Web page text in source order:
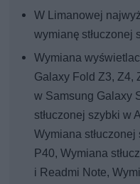
W Limanowej
wymianę stłuczonej
Wymiana
Galaxy Fold Z3, Z4,
w Samsung Galaxy
stłuczonej szybki w
Wymiana
P40, Wymiana
i Readmi Note,